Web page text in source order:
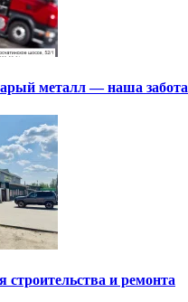
металл — наша забота
строительства и ремонта